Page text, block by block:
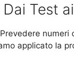
Test
applicato la